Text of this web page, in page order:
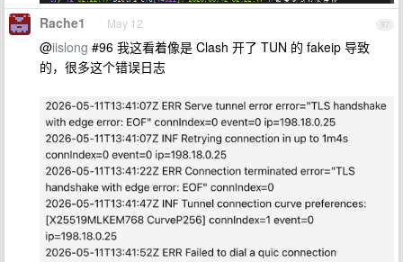
97
Rache1 May 12
@iislong #96 我这看着像是 Clash 开了 TUN 的 fakeip 导致
的，很多这个错误日志